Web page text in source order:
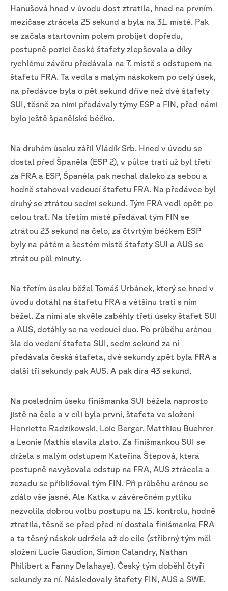
Hanušová hned v úvodu dost ztratila, hned na prvním
mezičase ztrácela 25 sekund a byla na 31. místě. Pak
se začala startovním polem probíjet dopředu,
postupně pozici české štafety zlepšovala a díky
rychlému závěru předávala na 7. místě s odstupem na
štafetu FRA. Ta vedla s malým náskokem po celý úsek,
na předávce byla o pět sekund dříve než dvě štafety
SUI, těsně za nimi předávaly týmy ESP a FIN, před námi
bylo ještě španělské béčko.
Na druhém úseku zářil Vládík Srb. Hned v úvodu se
dostal před Španěla (ESP 2), v půlce trati už byl třetí
za FRA a ESP, Španěla pak nechal daleko za sebou a
hodně stahoval vedoucí štafetu FRA. Na předávce byl
druhý se ztrátou sedmi sekund. Tým FRA vedl opět po
celou trať. Na třetím místě předával tým FIN se
ztrátou 23 sekund na čelo, za čtvrtým béčkem ESP
byly na pátém a šestém místě štafety SUI a AUS se
ztrátou půl minuty.
Na třetím úseku běžel Tomáš Urbánek, který se hned v
úvodu dotáhl na štafetu FRA a většinu trati s ním
běžel. Za nimi ale skvěle zaběhly třetí úseky štafet SUI
a AUS, dotáhly se na vedoucí duo. Po průběhu arénou
šla do vedení štafeta SUI, sedm sekund za ní
předávala česká štafeta, dvě sekundy zpět byla FRA a
další tři sekundy pak AUS. A pak díra 43 sekund.
Na posledním úseku finišmanka SUI běžela naprosto
jistě na čele a v cíli byla první, štafeta ve složení
Henriette Radzikowski, Loic Berger, Matthieu Buehrer
a Leonie Mathis slavila zlato. Za finišmankou SUI se
držela s malým odstupem Kateřina Štepová, která
postupně navyšovala odstup na FRA, AUS ztrácela a
zezadu se přibližoval tým FIN. Při průběhu arénou se
zdálo vše jasné. Ale Katka v závěrečném pytlíku
nezvolila dobrou volbu postupu na 15. kontrolu, hodně
ztratila, těsně se před před ní dostala finišmanka FRA
a ta těsný náskok udržela až do cíle (stříbrný tým měl
složení Lucie Gaudion, Simon Calandry, Nathan
Philibert a Fanny Delahaye). Český tým doběhl čtyři
sekundy za ní. Následovaly štafety FIN, AUS a SWE.